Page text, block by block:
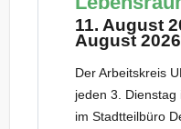
11. August
August
Der Arbeitskreis
jeden 3. Dienstag
im Stadtteilbüro